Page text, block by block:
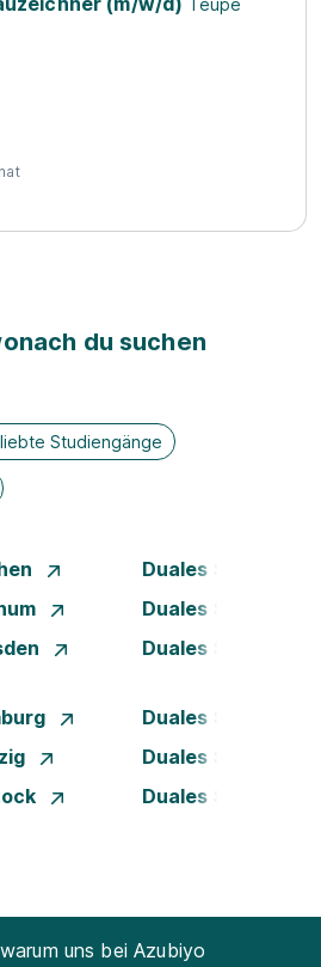
Teupe
du suchen
Studiengänge
Duales Studium
Duales Studium
Duales Studium
Duales Studium
Duales Studium
Duales Studium
uns bei Azubiyo